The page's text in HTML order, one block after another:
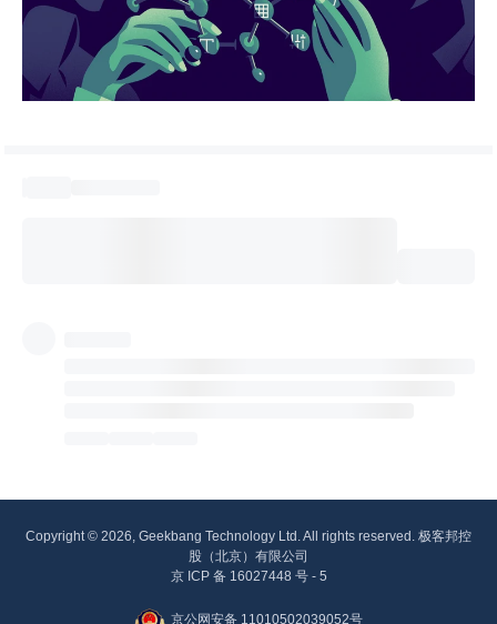
Copyright © 2026, Geekbang Technology Ltd. All rights reserved. 极客邦控
股（北京）有限公司
京 ICP 备 16027448 号 - 5
京公网安备 11010502039052号